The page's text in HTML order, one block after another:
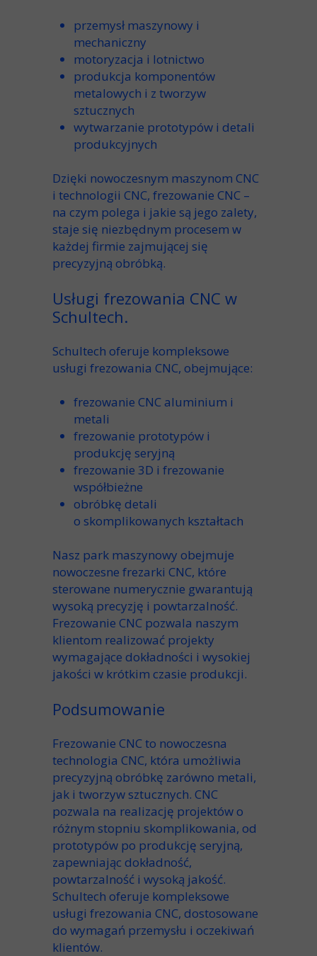
przemysł maszynowy i
mechaniczny
motoryzacja i lotnictwo
produkcja komponentów
metalowych i z tworzyw
sztucznych
wytwarzanie prototypów i detali
produkcyjnych
Dzięki nowoczesnym maszynom CNC
i technologii CNC, frezowanie CNC –
na czym polega i jakie są jego zalety,
staje się niezbędnym procesem w
każdej firmie zajmującej się
precyzyjną obróbką.
Usługi frezowania CNC w
Schultech.
Schultech oferuje kompleksowe
usługi frezowania CNC, obejmujące:
frezowanie CNC aluminium i
metali
frezowanie prototypów i
produkcję seryjną
frezowanie 3D i frezowanie
współbieżne
obróbkę detali
o skomplikowanych kształtach
Nasz park maszynowy obejmuje
nowoczesne frezarki CNC, które
sterowane numerycznie gwarantują
wysoką precyzję i powtarzalność.
Frezowanie CNC pozwala naszym
klientom realizować projekty
wymagające dokładności i wysokiej
jakości w krótkim czasie produkcji.
Podsumowanie
Frezowanie CNC to nowoczesna
technologia CNC, która umożliwia
precyzyjną obróbkę zarówno metali,
jak i tworzyw sztucznych. CNC
pozwala na realizację projektów o
różnym stopniu skomplikowania, od
prototypów po produkcję seryjną,
zapewniając dokładność,
powtarzalność i wysoką jakość.
Schultech oferuje kompleksowe
usługi frezowania CNC, dostosowane
do wymagań przemysłu i oczekiwań
klientów.